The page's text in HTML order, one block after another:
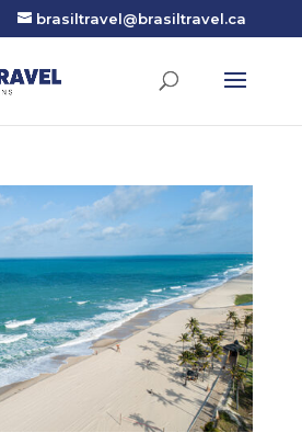
brasiltravel@brasiltravel.ca